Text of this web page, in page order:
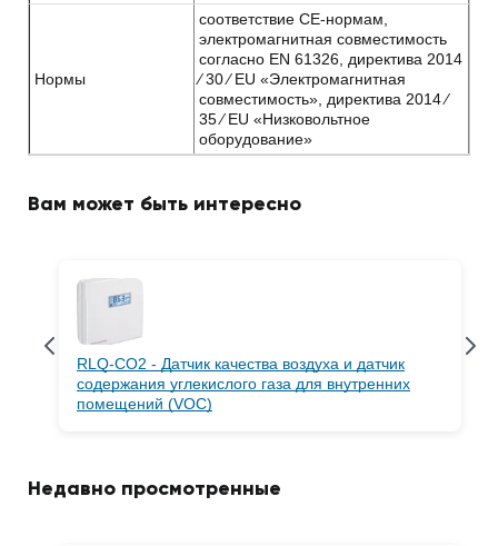
Нормы
соответствие CE-нормам,
электромагнитная совместимость
согласно EN 61326, директива 2014
⁄ 30 ⁄ EU «Электромагнитная
совместимость», директива 2014 ⁄
35 ⁄ EU «Низковольтное
оборудование»
Вам может быть интересно
RLQ-CO2 - Датчик качества воздуха и датчик
содержания углекислого газа для внутренних
помещений (VOC)
Недавно просмотренные